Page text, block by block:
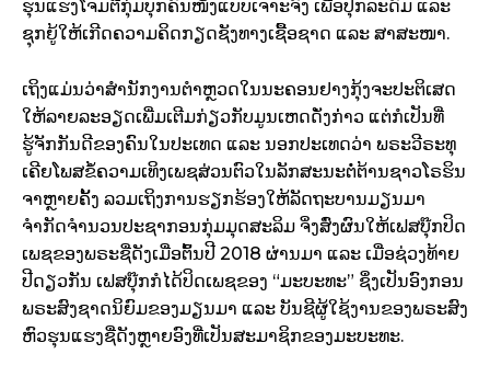
ຮຸນແຮງໂຈມຕີກຸ່ມບຸກຄົນໜຶ່ງແບບເຈາະຈົງ ເພື່ອປຸກລະດົມ ແລະ
ຊຸກຍູ້ໃຫ້ເກີດຄວາມຄິດກຽດຊັງທາງເຊື້ອຊາດ ແລະ ສາສະໜາ.
ເຖິງແມ່ນວ່າສຳນັກງານຕຳຫຼວດໃນນະຄອນຢາງກຸ້ງຈະປະຕິເສດ
ໃຫ້ລາຍລະອຽດເພີ່ມເຕີມກ່ຽວກັບມູນເຫດດັ່ງກ່່າວ ແຕ່ກໍເປັນທີ່
ຮູ້ຈັກກັນດີຂອງຄົນໃນປະເທດ ແລະ ນອກປະເທດວ່າ ພຣະວີຣະທຸ
ເຄີຍໂພສຂໍ້ຄວາມເທິງເພຊສ່ວນຕົວໃນລັກສະນະຕໍ່ຕ້ານຊາວໂຣຮິນ
ຈາຫຼາຍຄັ້ງ ລວມເຖິງການຮຽກຮ້ອງໃຫ້ລັດຖະບານມຽນມາ
ຈຳກັດຈຳນວນປະຊາກອນກຸ່ມມຸດສະລິມ ຈິ່ງສົ່ງຜົນໃຫ້ເຟສບຸ໊ກປິດ
ເພຊຂອງພຣະຊື່ດັງເມື່ອຕົ້ນປີ 2018 ຜ່ານມາ ແລະ ເມື່ອຊ່ວງທ້າຍ
ປີດຽວກັນ ເຟສບຸ໊ກກໍໄດ້ປິດເພຊຂອງ “ມະບະທະ” ຊຶ່ງເປັນອົງກອນ
ພຣະສົງຊາດນິຍົມຂອງມຽນມາ ແລະ ບັນຊີຜູ້ໃຊ້ງານຂອງພຣະສົງ
ຫົວຮຸນແຮງຊື່ດັງຫຼາຍອົງທີ່ເປັນສະມາຊິກຂອງມະບະທະ.